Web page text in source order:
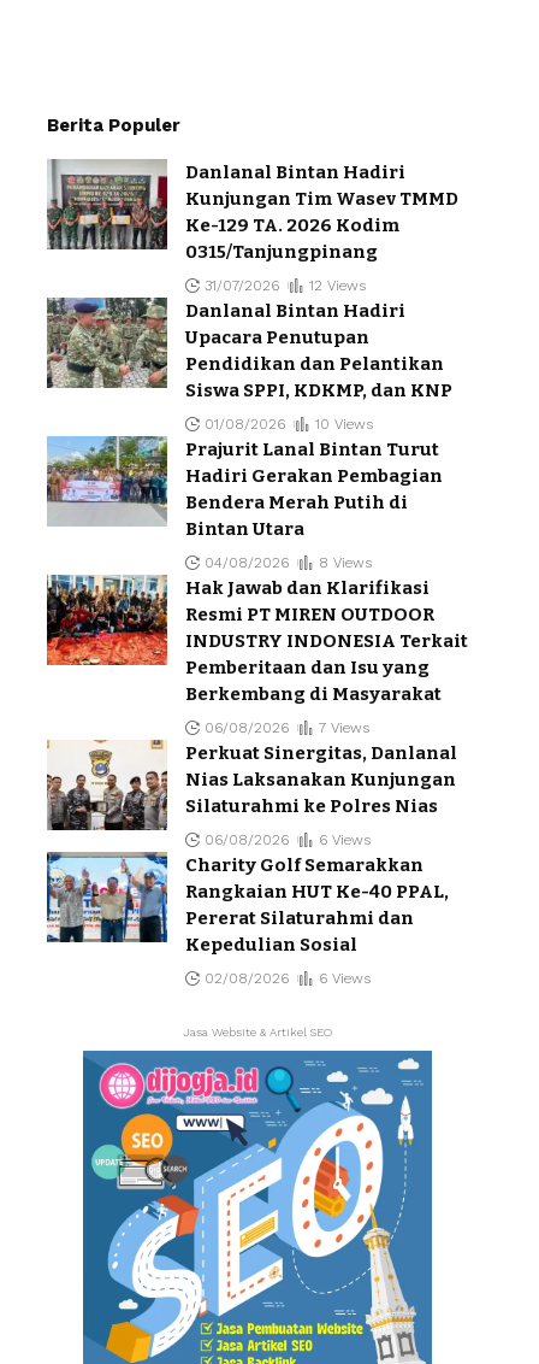
Berita Populer
Danlanal Bintan Hadiri
Kunjungan Tim Wasev TMMD
Ke-129 TA. 2026 Kodim
0315/Tanjungpinang
31/07/2026 12 Views
Danlanal Bintan Hadiri
Upacara Penutupan
Pendidikan dan Pelantikan
Siswa SPPI, KDKMP, dan KNP
01/08/2026 10 Views
Prajurit Lanal Bintan Turut
Hadiri Gerakan Pembagian
Bendera Merah Putih di
Bintan Utara
04/08/2026 8 Views
Hak Jawab dan Klarifikasi
Resmi PT MIREN OUTDOOR
INDUSTRY INDONESIA Terkait
Pemberitaan dan Isu yang
Berkembang di Masyarakat
06/08/2026 7 Views
Perkuat Sinergitas, Danlanal
Nias Laksanakan Kunjungan
Silaturahmi ke Polres Nias
06/08/2026 6 Views
Charity Golf Semarakkan
Rangkaian HUT Ke-40 PPAL,
Pererat Silaturahmi dan
Kepedulian Sosial
02/08/2026 6 Views
Jasa Website & Artikel SEO